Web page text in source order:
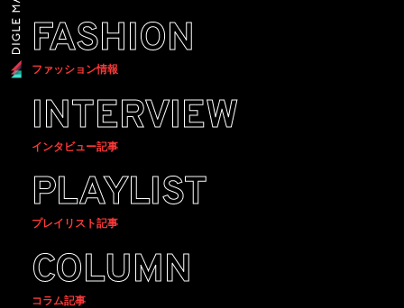
FASHION
ファッション情報
INTERVIEW
インタビュー記事
PLAYLIST
プレイリスト記事
COLUMN
コラム記事